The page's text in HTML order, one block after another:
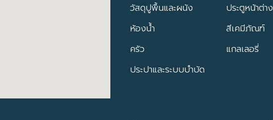
วัสดุปูพื้นและผนัง
ห้องน้ำ
ครัว
ประปาและระบบบำบัด
ประตูหน้าต่าง
สีเคมีภัณฑ์
แกลเลอรี่